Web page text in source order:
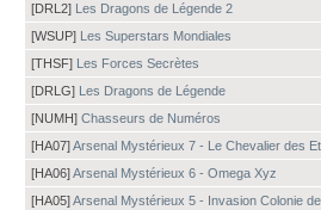
[DRL2] Les Dragons de Légende 2
[WSUP] Les Superstars Mondiales
[THSF] Les Forces Secrètes
[DRLG] Les Dragons de Légende
[NUMH] Chasseurs de Numéros
[HA07]Arsenal Mystérieux 7 - Le Chevalier des
[HA06]Arsenal Mystérieux 6 - Omega Xyz
[HA05]Arsenal Mystérieux 5 - Invasion Colonie